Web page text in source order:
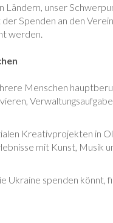
unser
Spenden an den
werden.
Menschen
Kreativprojekten in
mit Kunst, Musik
Ukraine spenden könnt,